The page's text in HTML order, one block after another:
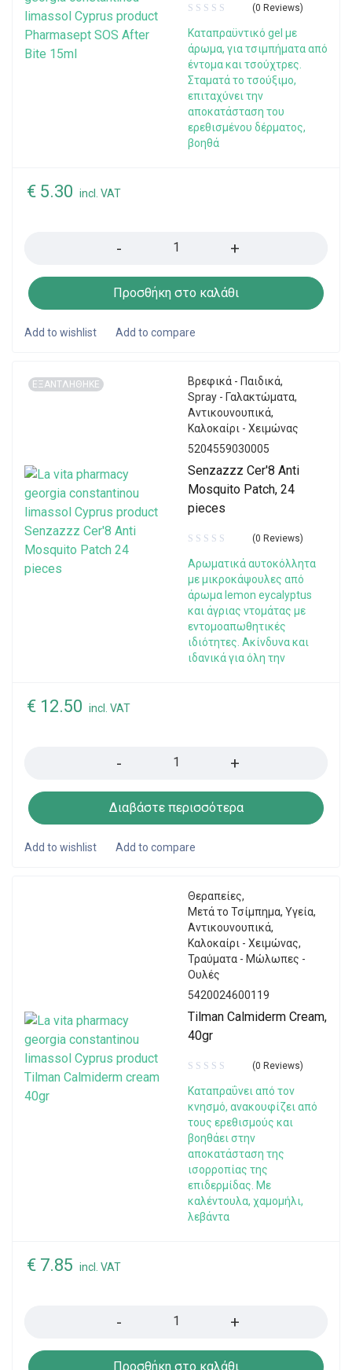
(0 Reviews)
Καταπραϋντικό gel με
άρωμα, για τσιμπήματα από
έντομα και τσούχτρες.
Σταματά το τσούξιμο,
επιταχύνει την
αποκατάσταση του
ερεθισμένου δέρματος,
βοηθά
€ 5.30 incl. VAT
Προσθήκη στο καλάθι
ΕΞΑΝΤΛΗΘΗΚΕ Βρεφικά - Παιδικά,
Spray - Γαλακτώματα,
Αντικουνουπικά,
Καλοκαίρι - Χειμώνας
5204559030005
Senzazzz Cer'8 Anti
Mosquito Patch, 24
pieces
(0 Reviews)
Αρωματικά αυτοκόλλητα
με μικροκάψουλες από
άρωμα lemon eycalyptus
και άγριας ντομάτας με
εντομοαπωθητικές
ιδιότητες. Ακίνδυνα και
ιδανικά για όλη την
€ 12.50 incl. VAT
Διαβάστε περισσότερα
Θεραπείες,
Μετά το Τσίμπημα, Υγεία,
Αντικουνουπικά,
Καλοκαίρι - Χειμώνας,
Τραύματα - Μώλωπες -
Ουλές
5420024600119
Tilman Calmiderm Cream,
40gr
(0 Reviews)
Καταπραΰνει από τον
κνησμό, ανακουφίζει από
τους ερεθισμούς και
βοηθάει στην
αποκατάσταση της
ισορροπίας της
επιδερμίδας. Με
καλέντουλα, χαμομήλι,
λεβάντα
€ 7.85 incl. VAT
Προσθήκη στο καλάθι